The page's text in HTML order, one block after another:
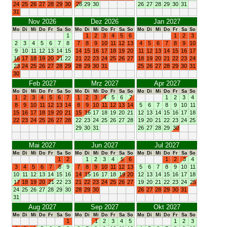
24 25 26 27 28 29 30
31
28 29 30
26 27 28 29 30 31
Nov 2026
Mo Di Mi Do Fr Sa So
1
2
3 4 5 6 7
8
9
10 11 12 13 14 15
16 17 18 19 20 21 22
23 24 25 26 27 28 29
30
Dez 2026
Mo Di Mi Do Fr Sa So
1 2 3 4 5
6
7
8 9 10 11 12 13
14 15 16 17 18 19 20
21 22 23 24 25 26 27
28 29 30 31
Jan 2027
Mo Di Mi Do Fr Sa So
1 2
3
4
5 6 7 8 9
10
11
12 13 14 15 16 17
18 19 20 21 22 23 24
25 26 27 28 29 30 31
Feb 2027
Mo Di Mi Do Fr Sa So
1 2 3 4 5 6
7
8
9 10 11 12 13 14
15 16 17 18 19 20 21
22 23 24 25 26 27 28
Mrz 2027
Mo Di Mi Do Fr Sa So
1 2 3 4 5 6
7
8
9 10 11 12 13 14
15 16 17 18 19 20 21
22 23 24 25 26 27 28
29 30 31
Apr 2027
Mo Di Mi Do Fr Sa So
1 2 3
4
5
6 7 8 9 10 11
12 13 14 15 16 17 18
19 20 21 22 23 24 25
26 27 28 29 30
Mai 2027
Mo Di Mi Do Fr Sa So
1
2
3
4 5 6 7 8
9
10 11 12 13 14 15 16
17 18 19 20 21 22 23
24 25 26 27 28 29 30
31
Jun 2027
Mo Di Mi Do Fr Sa So
1 2 3 4 5
6
7
8 9 10 11 12 13
14 15 16 17 18 19 20
21 22 23 24 25 26 27
28 29 30
Jul 2027
Mo Di Mi Do Fr Sa So
1 2 3
4
5
6 7 8 9 10 11
12 13 14 15 16 17 18
19 20 21 22 23 24 25
26 27 28 29 30 31
Aug 2027
Mo Di Mi Do Fr Sa So
1
Sep 2027
Mo Di Mi Do Fr Sa So
1 2 3 4
5
Okt 2027
Mo Di Mi Do Fr Sa So
1 2
3